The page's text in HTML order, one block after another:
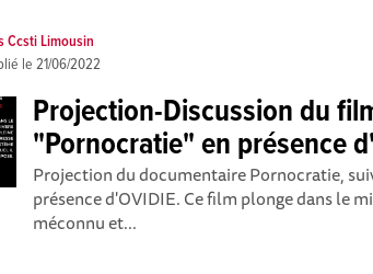
Ccsti Limousin
le21/06/2022
Projection-Discussion du
"Pornocratie" en présence
Projection du documentaire Pornocratie,
présence d'OVIDIE. Ce film plonge dans le
méconnu et...